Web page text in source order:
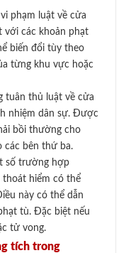
phạm luật về cửa
với các khoản phạt
biến đổi tùy theo
từng khu vực hoặc
tuân thủ luật về cửa
nhiệm dân sự. Được
bồi thường cho
các bên thứ ba.
số trường hợp
thoát hiểm có thể
này có thể dẫn
tù. Đặc biệt nếu
tử vong.
tích trong